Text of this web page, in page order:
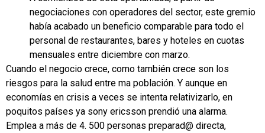
negociaciones con operadores del sector, este gremio
había acabado un beneficio comparable para todo el
personal de restaurantes, bares y hoteles en cuotas
mensuales entre diciembre con marzo.
Cuando el negocio crece, como también crece son los
riesgos para la salud entre ma población. Y aunque en
economías en crisis a veces se intenta relativizarlo, en
poquitos países ya sony ericsson prendió una alarma.
Emplea a más de 4. 500 personas preparad@ directa,